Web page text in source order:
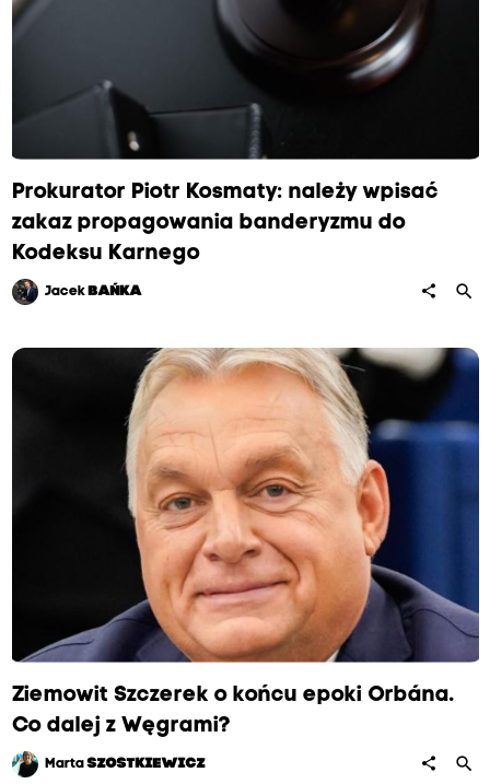
Prokurator Piotr Kosmaty: należy wpisać
zakaz propagowania banderyzmu do
Kodeksu Karnego
Jacek BAŃKA share search
Ziemowit Szczerek o końcu epoki Orbána.
Co dalej z Węgrami?
MartaSZOSTKIEWICZ share search